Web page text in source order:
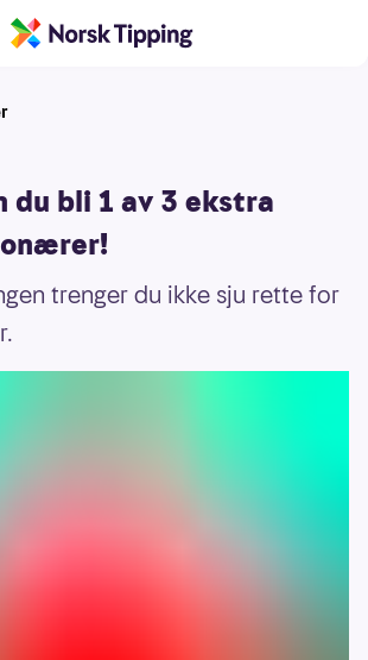
du bli 1 av 3 ekstra
trenger du ikke sju rette for